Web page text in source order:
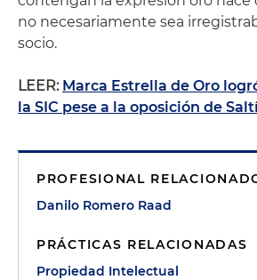
no necesariamente sea
socio.
LEER: Marca Estrella de Oro
la SIC pese a la oposición de
PROFESIONAL
Danilo Romero Raad
PRÁCTICAS RELACIONADAS
Propiedad Intelectual